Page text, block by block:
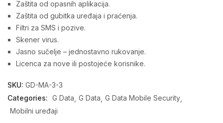
Zaštita od opasnih aplikacija.
Zaštita od gubitka uređaja i praćenja.
Filtri za SMS i pozive.
Skener virus.
Jasno sučelje – jednostavno rukovanje.
Licenca za nove ili postojeće korisnike.
SKU: GD-MA-3-3
Categories: G Data G Data G Data Mobile Security
Mobilni uređaji